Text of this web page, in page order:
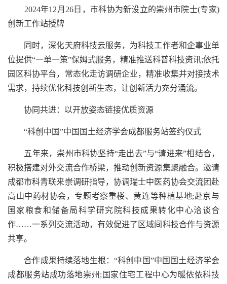
2024年12月26日，市科协为新设立的崇州市院士(专家)
创新工作站授牌
同时，深化天府科技云服务，为科技工作者和企事业单
位提供“一单一策”保姆式服务，精准推送科普科技资讯;依托
园区科协平台，常态化走访调研企业，精准收集并对接技术
需求，持续优化科技创新生态，让创新活力充分涌流。
协同共进：以开放姿态链接优质资源
“科创中国”中国国土经济学会成都服务站签约仪式
五年来，崇州市科协坚持“走出去”与“请进来”相结合，
积极搭建对外交流合作桥梁，推动创新资源集聚融合。邀请
成都市科青联来崇调研指导，协调瑞士中医药协会交流团赴
高山中药材协会，专题考察重楼、黄连等种植基地;赴京与
国家粮食和储备局科学研究院科技成果转化中心洽谈合
作……一系列交流活动，有效促进了区域间科技合作与资源
共享。
合作成果持续落地生根：“科创中国”中国国土经济学会
成都服务站成功落地崇州;国家住宅工程中心为暖侬侬科技